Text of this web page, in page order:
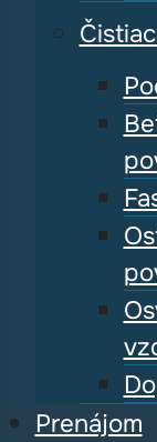
Prenájom